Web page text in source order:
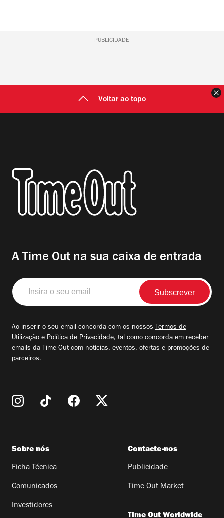
PUBLICIDADE
Voltar ao topo
A Time Out na sua caixa de entrada
Insira
o
seu
Ao inserir o seu email concorda com os nossos Termos de
Utilização e Política de Privacidade, tal como concorda em receber
emails da Time Out com notícias, eventos, ofertas e promoções de
parceiros.
Sobre nós
Ficha Técnica
Comunicados
Investidores
Contacte-nos
Publicidade
Time Out Market
Time Out Worldwide